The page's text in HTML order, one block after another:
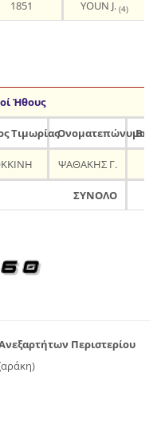
1851 YOUN J. (4)
Ήθους
ΤιμωρίαςΟνοματεπώνυμο
ΨΑΘΑΚΗΣ Γ.
ΣΥΝΟΛΟ
Περιστερίου